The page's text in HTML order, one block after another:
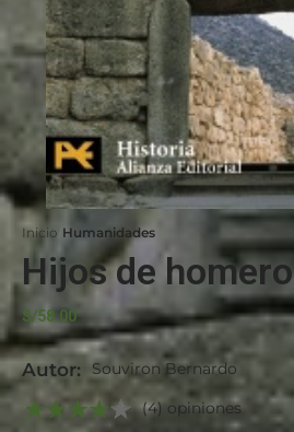
Inicio Humanidades
Hijos de homero
S/58.00
Autor:
Souviron Bernardo
(4) opiniones